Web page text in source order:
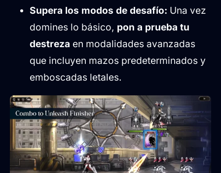
Supera los modos de desafío: Una vez
domines lo básico, pon a prueba tu
destreza en modalidades avanzadas
que incluyen mazos predeterminados y
emboscadas letales.